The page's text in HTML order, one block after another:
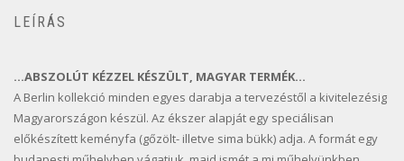
LEÍRÁS
…ABSZOLÚT KÉZZEL KÉSZÜLT, MAGYAR TERMÉK…
A Berlin kollekció minden egyes darabja a tervezéstől a kivitelezésig
Magyarországon készül. Az ékszer alapját egy speciálisan
előkészített keményfa (gőzölt- illetve sima bükk) adja. A formát egy